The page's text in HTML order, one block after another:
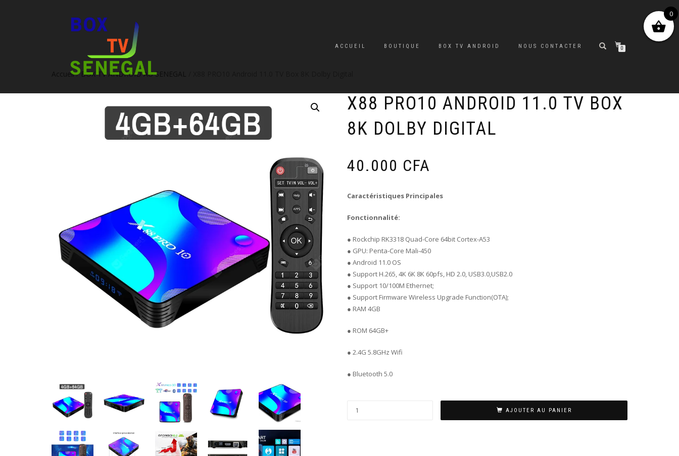
ACCUEIL BOUTIQUE BOX TV ANDROID NOUS CONTACTER 0
Accueil/BOX TV ANDROID AU SENEGAL
X88 PRO10 ANDROID 11.0 TV BOX
8K DOLBY DIGITAL
40.000 CFA
Caractéristiques Principales
Fonctionnalité:
● Rockchip RK3318 Quad-Core 64bit Cortex-A53
● GPU: Penta-Core Mali-450
● Android 11.0 OS
● Support H.265, 4K 6K 8K 60pfs, HD 2.0, USB3.0,USB2.0
● Support 10/100M Ethernet;
● Support Firmware Wireless Upgrade Function(OTA);
● RAM 4GB
● ROM 64GB+
● 2.4G 5.8GHz Wifi
● Bluetooth 5.0
AJOUTER AU PANIER
0